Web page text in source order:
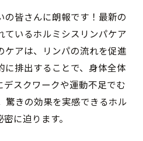
の皆さんに朗報です！最新の
ているホルミシスリンパケア
ケアは、リンパの流れを促進
に排出することで、身体全体
スクワークや運動不足でむ
驚きの効果を実感できるホル
に迫ります。